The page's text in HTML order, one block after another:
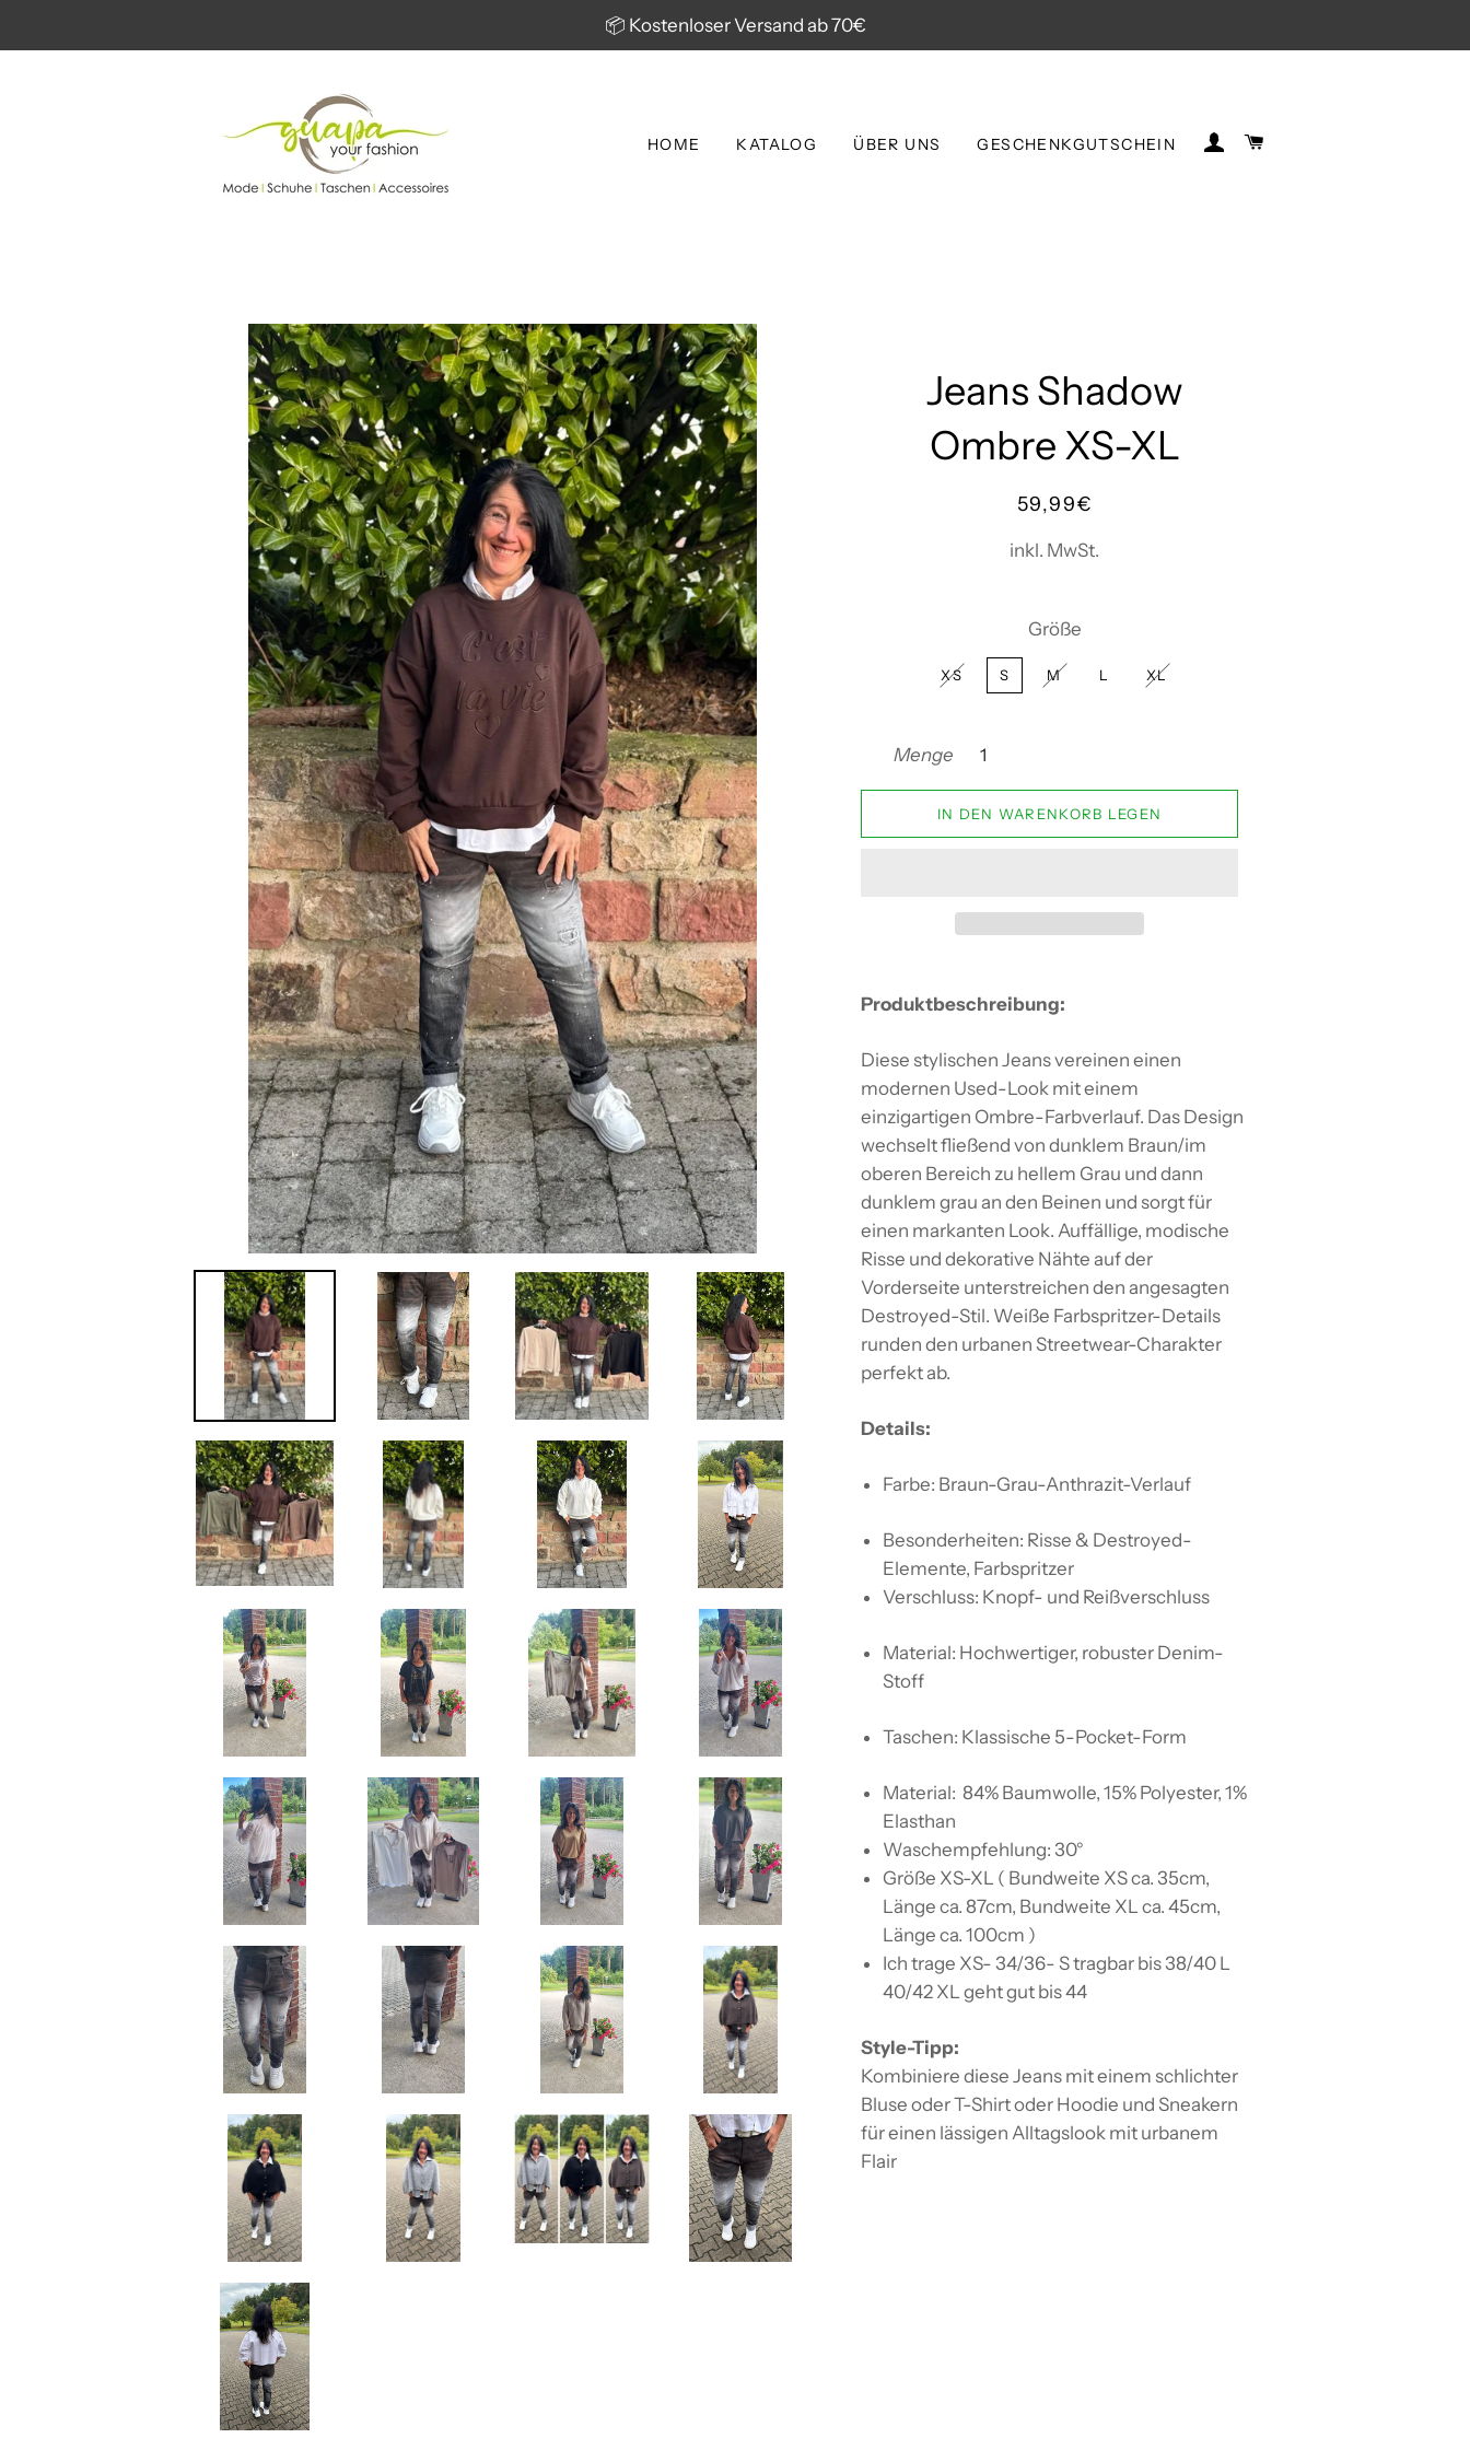
📦 Kostenloser Versand ab 70€
HOME KATALOG ÜBER UNS GESCHENKGUTSCHEIN EINLOGGEN
Jeans Shadow
Ombre XS-XL
Normaler
Sonderpreis
59,99€
inkl. MwSt.
Größe
XS S M L XL
Menge
IN DEN WARENKORB LEGEN
Produktbeschreibung:
Diese stylischen Jeans vereinen einen
modernen Used-Look mit einem
einzigartigen Ombre-Farbverlauf. Das Design
wechselt fließend von dunklem Braun/im
oberen Bereich zu hellem Grau und dann
dunklem grau an den Beinen und sorgt für
einen markanten Look. Auffällige, modische
Risse und dekorative Nähte auf der
Vorderseite unterstreichen den angesagten
Destroyed-Stil. Weiße Farbspritzer-Details
runden den urbanen Streetwear-Charakter
perfekt ab.
Details:
Farbe: Braun-Grau-Anthrazit-Verlauf
Besonderheiten: Risse & Destroyed-
Elemente, Farbspritzer
Verschluss: Knopf- und Reißverschluss
Material: Hochwertiger, robuster Denim-
Stoff
Taschen: Klassische 5-Pocket-Form
Material: 84% Baumwolle, 15% Polyester, 1%
Elasthan
Waschempfehlung: 30°
Größe XS-XL ( Bundweite XS ca. 35cm,
Länge ca. 87cm, Bundweite XL ca. 45cm,
Länge ca. 100cm )
Ich trage XS- 34/36- S tragbar bis 38/40 L
40/42 XL geht gut bis 44
Style-Tipp:
Kombiniere diese Jeans mit einem schlichter
Bluse oder T-Shirt oder Hoodie und Sneakern
für einen lässigen Alltagslook mit urbanem
Flair